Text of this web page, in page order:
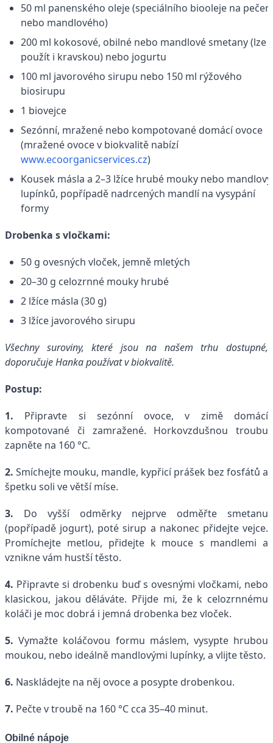
50 ml panenského oleje (speciálního biooleje na pečení
nebo mandlového)
200 ml kokosové, obilné nebo mandlové smetany (lze
použít i kravskou) nebo jogurtu
100 ml javorového sirupu nebo 150 ml rýžového
biosirupu
1 biovejce
Sezónní, mražené nebo kompotované domácí ovoce
(mražené ovoce v biokvalitě nabízí
www.ecoorganicservices.cz)
Kousek másla a 2–3 lžíce hrubé mouky nebo
lupínků, popřípadě nadrcených mandlí na vysypání
formy
Drobenka s vločkami:
50 g ovesných vloček, jemně mletých
20–30 g celozrnné mouky hrubé
2 lžíce másla (30 g)
3 lžíce javorového sirupu
Všechny suroviny, které jsou na našem trhu dostupné,
doporučuje Hanka používat v biokvalitě.
Postup:
1. Připravte si sezónní ovoce, v zimě domácí
kompotované či zamražené. Horkovzdušnou troubu
zapněte na 160 °C.
2. Smíchejte mouku, mandle, kypřicí prášek bez fosfátů a
špetku soli ve větší míse.
3. Do vyšší odměrky nejprve odměřte smetanu
(popřípadě jogurt), poté sirup a nakonec přidejte vejce.
Promíchejte metlou, přidejte k mouce s mandlemi a
vznikne vám hustší těsto.
4. Připravte si drobenku buď s ovesnými vločkami, nebo
klasickou, jakou děláváte. Přijde mi, že k celozrnnému
koláči je moc dobrá i jemná drobenka bez vloček.
5. Vymažte koláčovou formu máslem, vysypte hrubou
moukou, nebo ideálně mandlovými lupínky, a vlijte těsto.
6. Naskládejte na něj ovoce a posypte drobenkou.
7. Pečte v troubě na 160 °C cca 35–40 minut.
Obilné nápoje